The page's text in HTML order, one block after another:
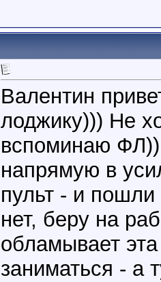
Валентин
лоджику))) Не
вспоминаю ФЛ))
напрямую в
пульт - и
нет, беру на
обламывает
заниматься - а